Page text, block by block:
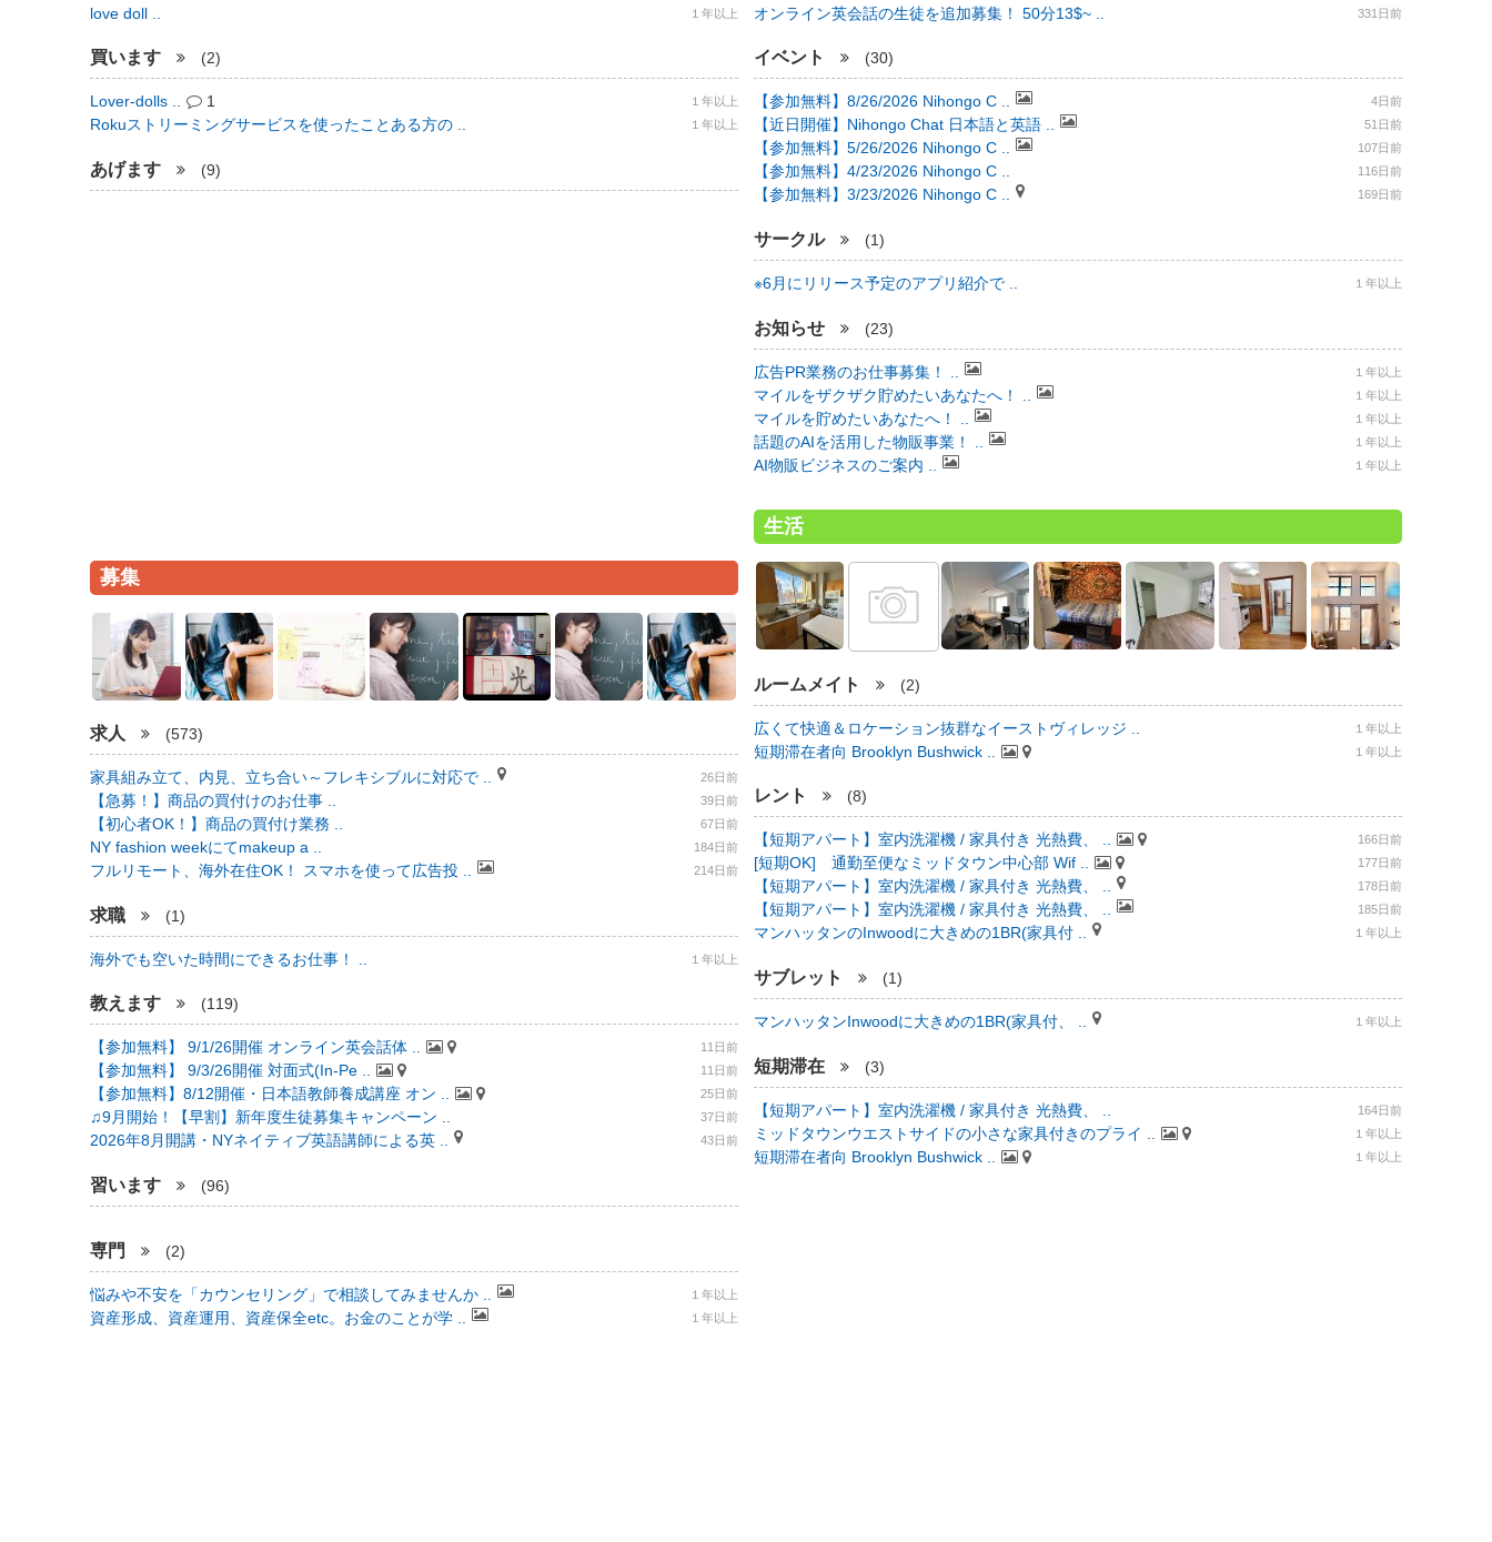
love doll .. １年以上
買います (2)
Lover-dolls .. 1 １年以上
Rokuストリーミングサービスを使ったことある方の .. １年以上
あげます (9)
募集
求人 (573)
家具組み立て、内見、立ち合い～フレキシブルに対応で .. 26日前
【急募！】商品の買付けのお仕事 .. 39日前
【初心者OK！】商品の買付け業務 .. 67日前
NY fashion weekにてmakeup a .. 184日前
フルリモート、海外在住OK！ スマホを使って広告投 .. 214日前
求職 (1)
海外でも空いた時間にできるお仕事！ .. １年以上
教えます (119)
【参加無料】 9/1/26開催 オンライン英会話体 .. 11日前
【参加無料】 9/3/26開催 対面式(In-Pe .. 11日前
【参加無料】8/12開催・日本語教師養成講座 オン .. 25日前
♫9月開始！【早割】新年度生徒募集キャンペーン .. 37日前
2026年8月開講・NYネイティブ英語講師による英 .. 43日前
習います (96)
専門 (2)
悩みや不安を「カウンセリング」で相談してみませんか .. １年以上
資産形成、資産運用、資産保全etc。お金のことが学 .. １年以上
オンライン英会話の生徒を追加募集！ 50分13$~ .. 331日前
イベント (30)
【参加無料】8/26/2026 Nihongo C .. 4日前
【近日開催】Nihongo Chat 日本語と英語 .. 51日前
【参加無料】5/26/2026 Nihongo C .. 107日前
【参加無料】4/23/2026 Nihongo C .. 116日前
【参加無料】3/23/2026 Nihongo C .. 169日前
サークル (1)
※6月にリリース予定のアプリ紹介で .. １年以上
お知らせ (23)
広告PR業務のお仕事募集！ .. １年以上
マイルをザクザク貯めたいあなたへ！ .. １年以上
マイルを貯めたいあなたへ！ .. １年以上
話題のAIを活用した物販事業！ .. １年以上
AI物販ビジネスのご案内 .. １年以上
生活
ルームメイト (2)
広くて快適＆ロケーション抜群なイーストヴィレッジ .. １年以上
短期滞在者向 Brooklyn Bushwick .. １年以上
レント (8)
【短期アパート】室内洗濯機 / 家具付き 光熱費、 .. 166日前
[短期OK] 通勤至便なミッドタウン中心部 Wif .. 177日前
【短期アパート】室内洗濯機 / 家具付き 光熱費、 .. 178日前
【短期アパート】室内洗濯機 / 家具付き 光熱費、 .. 185日前
マンハッタンのInwoodに大きめの1BR(家具付 .. １年以上
サブレット (1)
マンハッタンInwoodに大きめの1BR(家具付、 .. １年以上
短期滞在 (3)
【短期アパート】室内洗濯機 / 家具付き 光熱費、 .. 164日前
ミッドタウンウエストサイドの小さな家具付きのプライ .. １年以上
短期滞在者向 Brooklyn Bushwick .. １年以上